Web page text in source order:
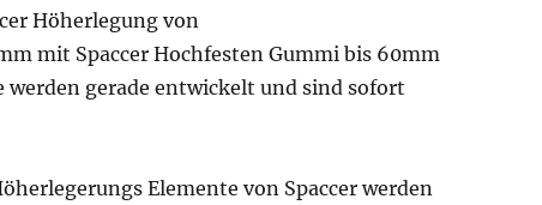
Höherlegung von
mit Spaccer Hochfesten Gummi bis 60mm
werden gerade entwickelt und sind sofort
Elemente von Spaccer werden